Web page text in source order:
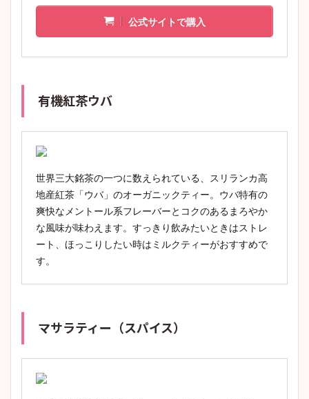
公式サイトで購入
有機紅茶ウバ
世界三大銘茶の一つに数えられている、スリランカ高
地産紅茶「ウバ」のオーガニックティー。ウバ特有の
爽快なメントール系フレーバーとコクのあるまろやか
な風味が味わえます。すっきり飲みたいときはストレ
ート、ほっこりしたい時はミルクティーがおすすめで
す。
マサラティー（スパイス）